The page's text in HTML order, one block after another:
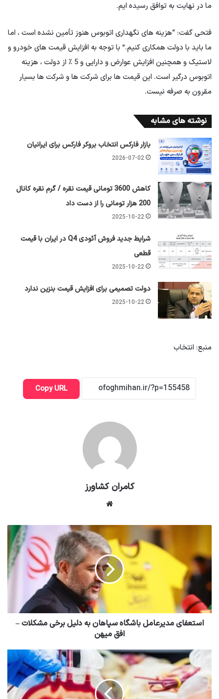
ما در نهایت به توافق رسیده ایم.
فتحی گفت: “هزینه های نگهداری اتوبوس هنوز تأمین نشده است ، اما
ما باید با دولت همکاری کنیم.” با توجه به افزایش قیمت های خودرو و
لاستیک و همچنین افزایش عوارض و دارایی و 5 ٪ از دولت ، هزینه
اتوبوس درگیر است. این قیمت ها برای شرکت ها و شرکت ها بسیار
مقرون به صرفه نیست.
نوشته های مشابه
بازار فارکس انتخاب بروکر فارکس برای ایرانیان
2026-07-02
کاهش 3600 تومانی قیمت نقره / گرم نقره کانال
200 هزار تومانی را از دست داد
2025-10-22
شرایط جدید فروش آئودی Q4 در ایران با قیمت
قطعی
2025-10-22
دولت تصمیمی برای افزایش قیمت بنزین ندارد
2025-10-22
منبع: انتخاب
Copy URL
کامران کشاورز
استعفای مدیرعامل باشگاه سپاهان به دلیل برخی مشکلات –
افق میهن